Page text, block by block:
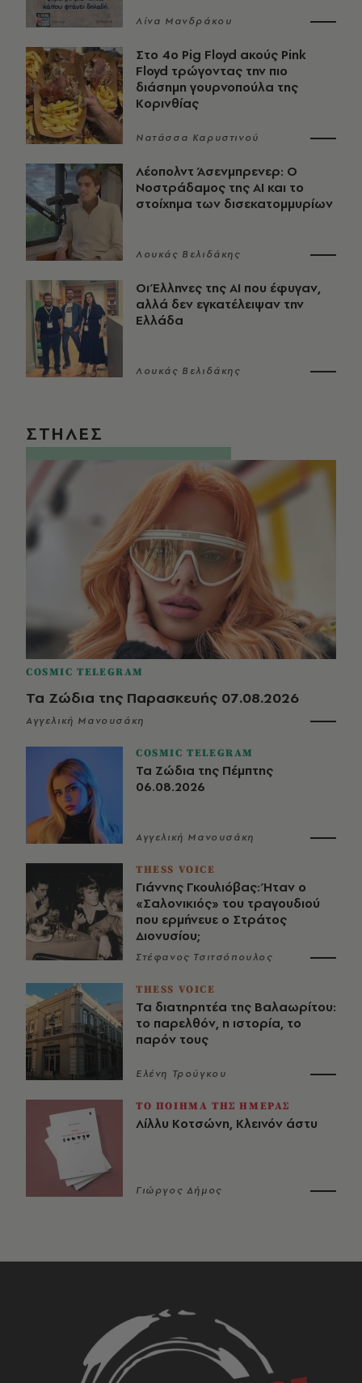
Λίνα Μανδράκου
Στο 4ο Pig Floyd ακούς Pink
Floyd τρώγοντας την πιο
διάσημη γουρνοπούλα της
Κορινθίας
Νατάσσα Καρυστινού
Λέοπολντ Άσενμπρενερ: Ο
Νοστράδαμος της AI και το
στοίχημα των δισεκατομμυρίων
Λουκάς Βελιδάκης
Οι Έλληνες της ΑΙ που έφυγαν,
αλλά δεν εγκατέλειψαν την
Ελλάδα
Λουκάς Βελιδάκης
ΣΤΗΛΕΣ
COSMIC TELEGRAM
Τα Ζώδια της Παρασκευής 07.08.2026
Αγγελική Μανουσάκη
COSMIC TELEGRAM
Τα Ζώδια της Πέμπτης
06.08.2026
Αγγελική Μανουσάκη
THESS VOICE
Γιάννης Γκουλιόβας: Ήταν ο
«Σαλονικιός» του τραγουδιού
που ερμήνευε ο Στράτος
Διονυσίου;
Στέφανος Τσιτσόπουλος
THESS VOICE
Τα διατηρητέα της Βαλαωρίτου:
το παρελθόν, η ιστορία, το
παρόν τους
Ελένη Τρούγκου
ΤΟ ΠΟΙΗΜΑ ΤΗΣ ΗΜΕΡΑΣ
Λίλλυ Κοτσώνη, Κλεινόν άστυ
Γιώργος Δήμος